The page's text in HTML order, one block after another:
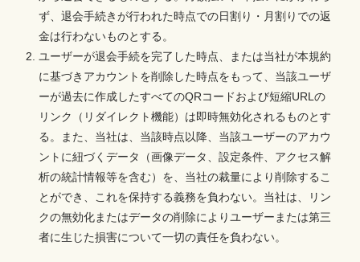
ず、退会手続きが行われた時点での日割り・月割りでの返
金は行わないものとする。
ユーザーが退会手続を完了した時点、または当社が本規約
に基づきアカウントを削除した時点をもって、当該ユーザ
ーが過去に作成したすべてのQRコードおよび短縮URLの
リンク（リダイレクト機能）は即時無効化されるものとす
る。また、当社は、当該時点以降、当該ユーザーのアカウ
ントに紐づくデータ（画像データ、設定条件、アクセス解
析の統計情報等を含む）を、当社の裁量により削除するこ
とができ、これを保持する義務を負わない。当社は、リン
クの無効化またはデータの削除によりユーザーまたは第三
者に生じた損害について一切の責任を負わない。